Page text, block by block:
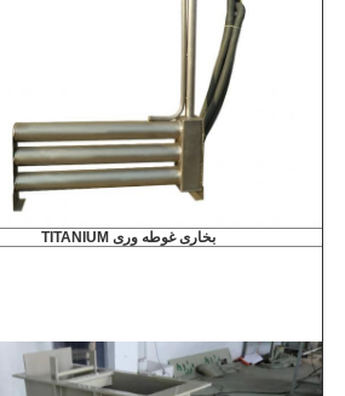
بخاری غوطه وری TITANIUM